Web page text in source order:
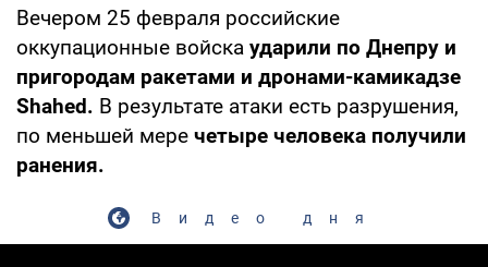
Вечером 25 февраля российские
оккупационные войска ударили по Днепру и
пригородам ракетами и дронами-камикадзе
Shahed. В результате атаки есть разрушения,
по меньшей мере четыре человека получили
ранения.
Видео дня